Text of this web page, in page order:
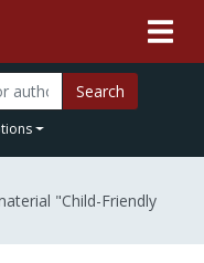
Search
"Child-Friendly